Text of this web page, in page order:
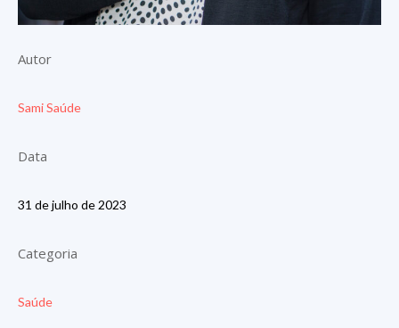
Autor
Sami Saúde
Data
31 de julho de 2023
Categoria
Saúde